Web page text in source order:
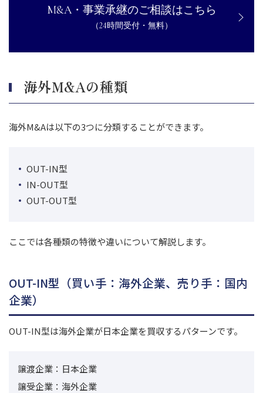
M&A・事業承継のご相談はこちら
（24時間受付・無料）
海外M&Aの種類
海外M&Aは以下の3つに分類することができます。
OUT-IN型
IN-OUT型
OUT-OUT型
ここでは各種類の特徴や違いについて解説します。
OUT-IN型（買い手：海外企業、売り手：国内
企業）
OUT-IN型は海外企業が日本企業を買収するパターンです。
譲渡企業：日本企業
譲受企業：海外企業